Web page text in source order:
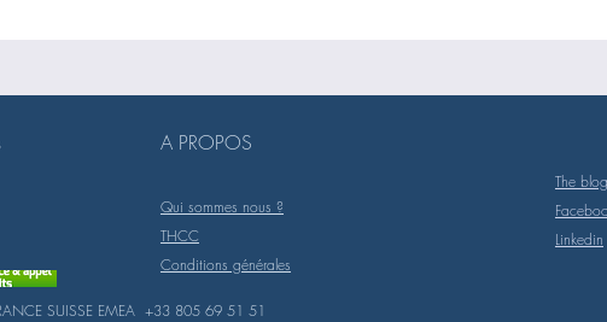
A PROPOS
Qui sommes nous ?
THCC
Conditions générales
The blog
Linkedin
SUISSE EMEA +33 805 69 51 51